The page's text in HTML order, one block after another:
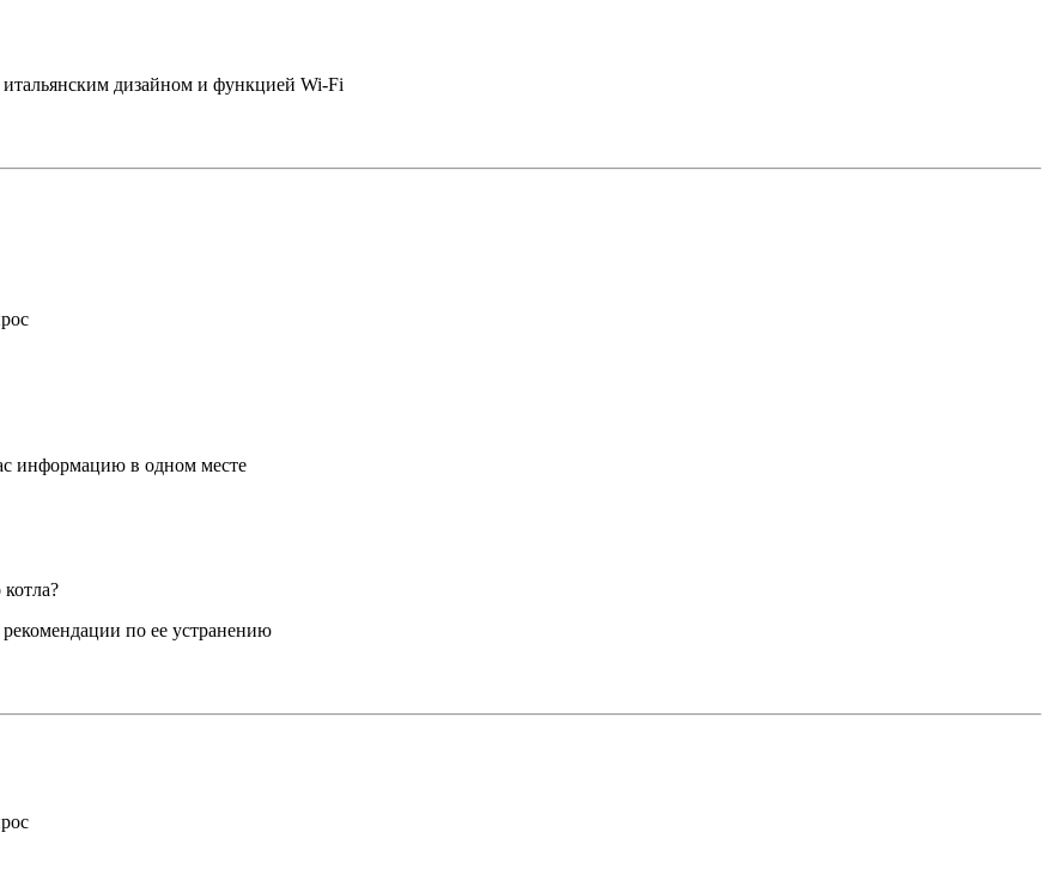
дизайном и функцией Wi-Fi
информацию в одном месте
по ее устранению